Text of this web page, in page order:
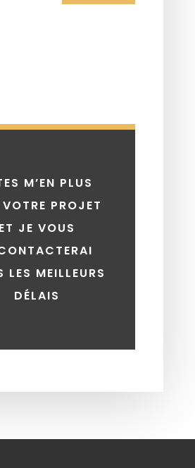
M’EN PLUS
VOTRE PROJET
ET JE VOUS
LES MEILLEURS
DÉLAIS